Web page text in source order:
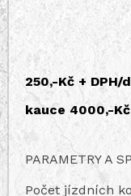
250,-Kč + DPH/
kauce 4000,-Kč
PARAMETRY A
Počet jízdních